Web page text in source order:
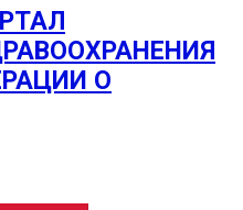
О